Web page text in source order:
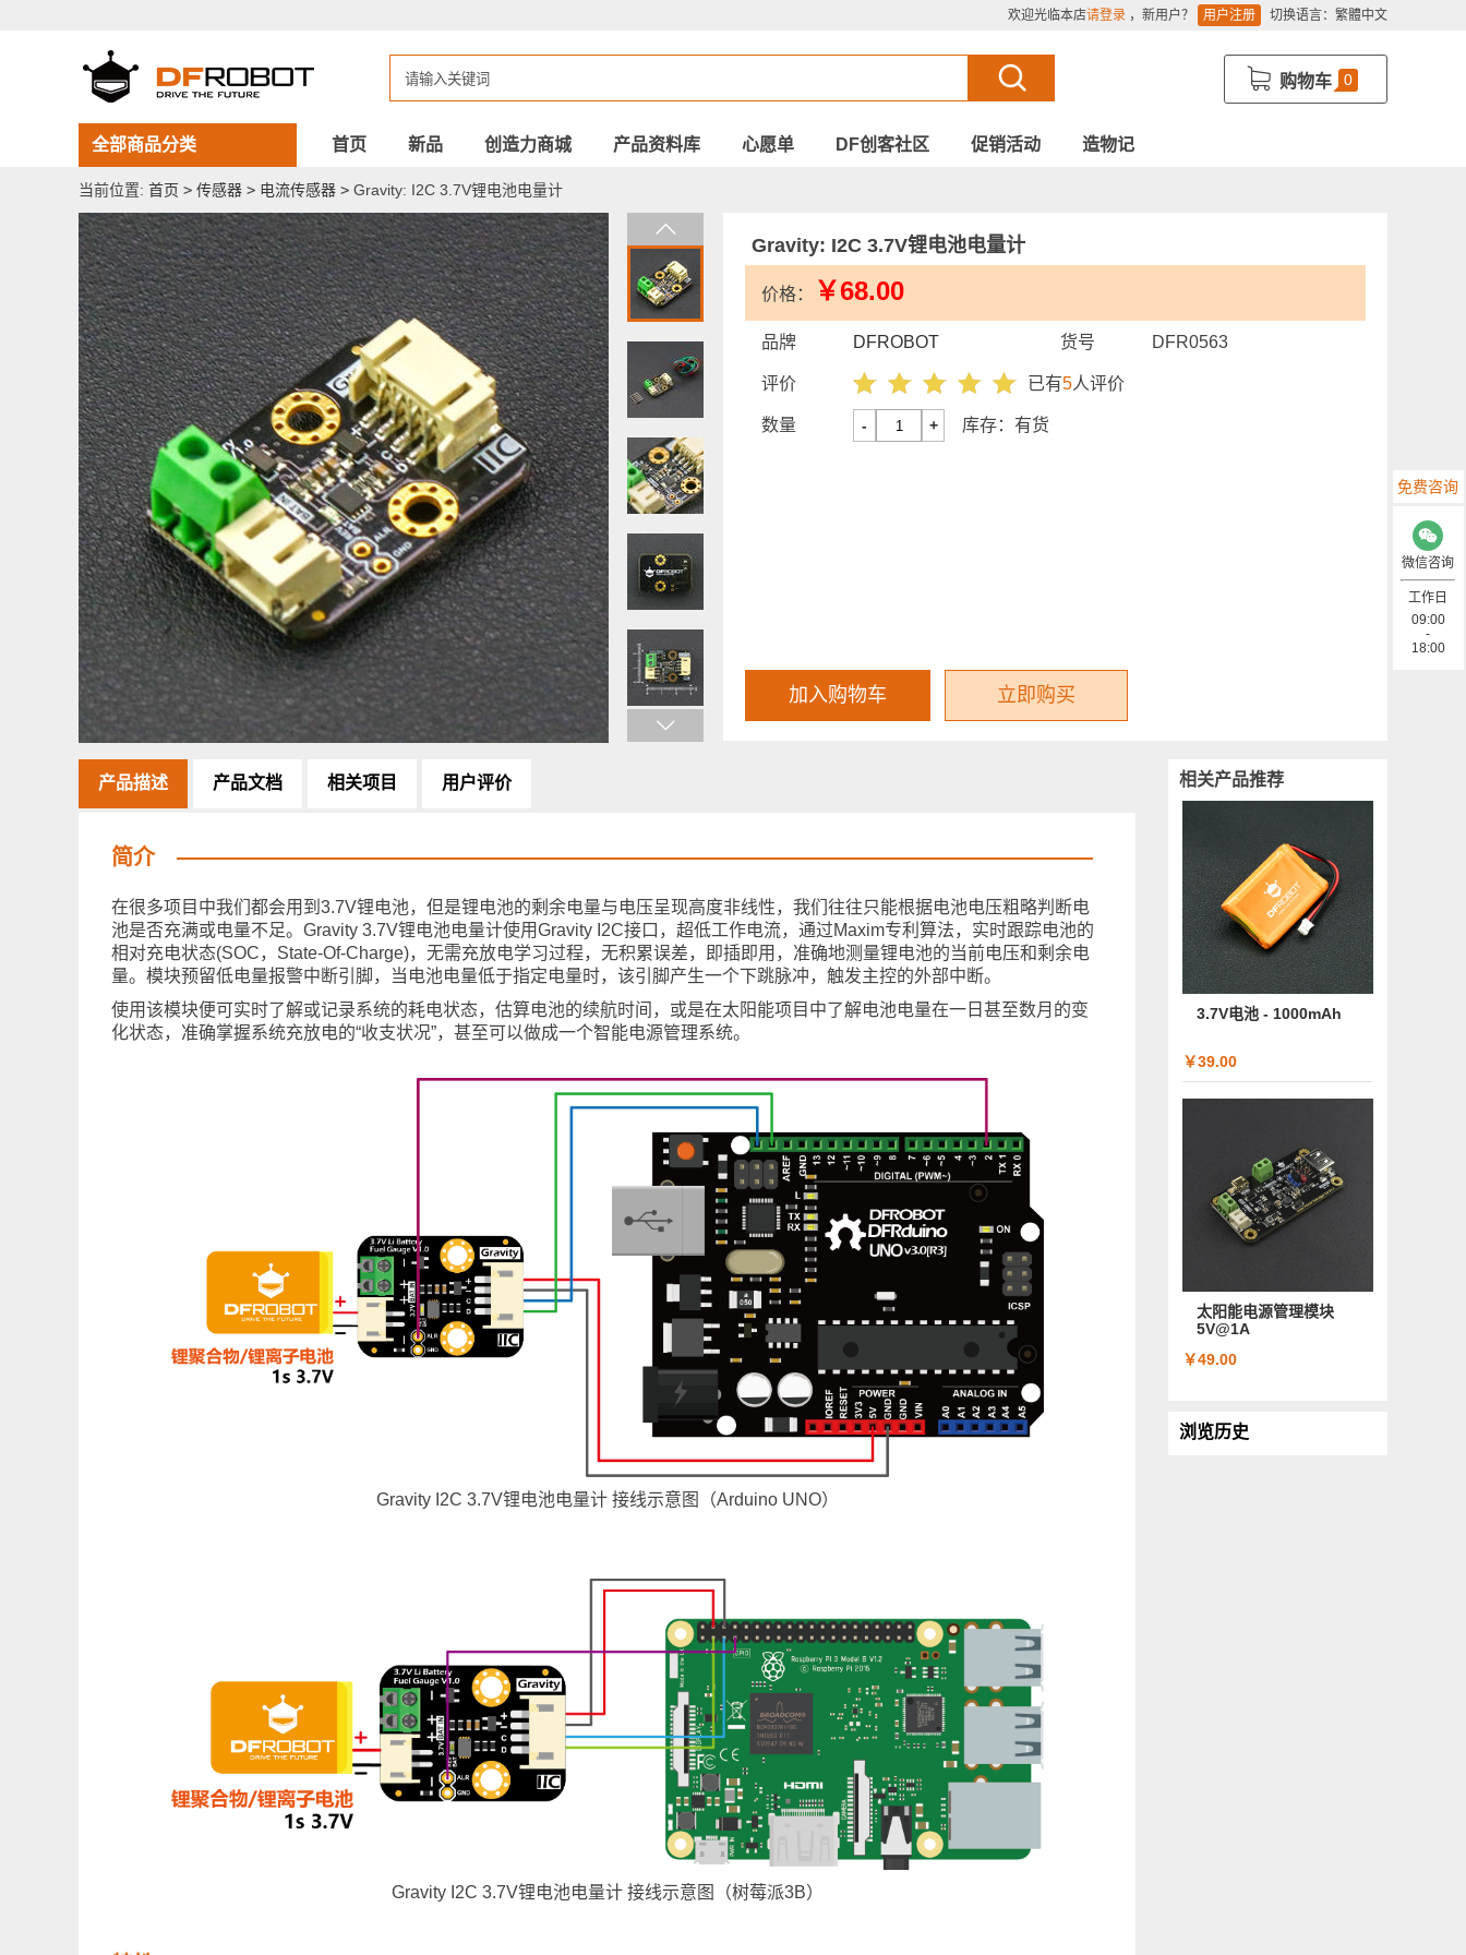
欢迎光临本店请登录 ，新用户？ 用户注册 切换语言： 繁體中文
购物车 0
全部商品分类 首页 新品 创造力商城 产品资料库 心愿单 DF创客社区 促销活动 造物记
当前位置: 首页 > 传感器 > 电流传感器 > Gravity: I2C 3.7V锂电池电量计
Gravity: I2C 3.7V锂电池电量计
价格： ￥68.00
品牌 DFROBOT 货号 DFR0563
评价 已有5人评价
数量 - + 库存： 有货
加入购物车 立即购买
产品描述 产品文档 相关项目 用户评价
简介
在很多项目中我们都会用到3.7V锂电池，但是锂电池的剩余电量与电压呈现高度非线性，我们往往只能根据电池电压粗略判断电
池是否充满或电量不足。Gravity 3.7V锂电池电量计使用Gravity I2C接口，超低工作电流，通过Maxim专利算法，实时跟踪电池的
相对充电状态(SOC，State-Of-Charge)，无需充放电学习过程，无积累误差，即插即用，准确地测量锂电池的当前电压和剩余电
量。模块预留低电量报警中断引脚，当电池电量低于指定电量时，该引脚产生一个下跳脉冲，触发主控的外部中断。
使用该模块便可实时了解或记录系统的耗电状态，估算电池的续航时间，或是在太阳能项目中了解电池电量在一日甚至数月的变
化状态，准确掌握系统充放电的“收支状况”，甚至可以做成一个智能电源管理系统。
Gravity I2C 3.7V锂电池电量计 接线示意图（Arduino UNO）
Gravity I2C 3.7V锂电池电量计 接线示意图（树莓派3B）
相关产品推荐
3.7V电池 - 1000mAh
￥39.00
太阳能电源管理模块
5V@1A
￥49.00
浏览历史
免费咨询
微信咨询
工作日
09:00
-
18:00